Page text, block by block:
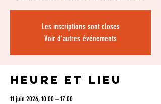
Les inscriptions sont closes
Voir d'autres événements
Heure et lieu
11 juin 2026, 10:00 – 17:00